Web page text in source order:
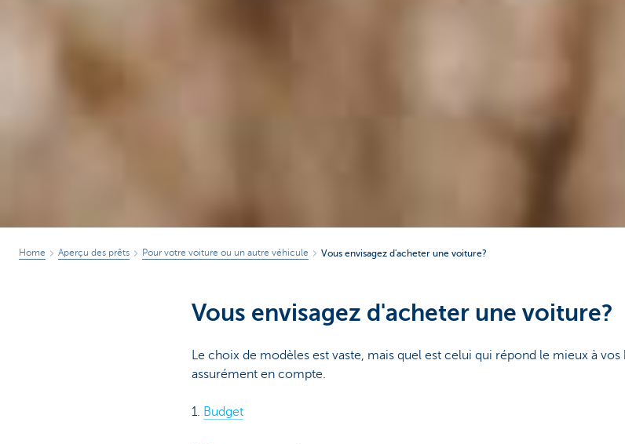
Home Aperçu des prêts Pour votre voiture ou un autre véhicule Vous envisagez d'acheter une voiture?
Vous envisagez d'acheter une voiture?
Le choix de modèles est vaste, mais quel est celui qui répond le mieux à
assurément en compte.
1. Budget